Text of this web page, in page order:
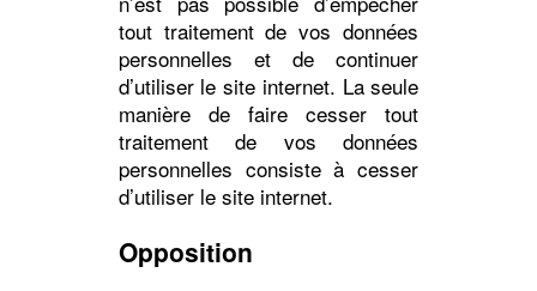
tout traitement de vos données
personnelles et de continuer
d’utiliser le site internet. La seule
manière de faire cesser tout
traitement de vos données
personnelles consiste à cesser
d’utiliser le site internet.
Opposition